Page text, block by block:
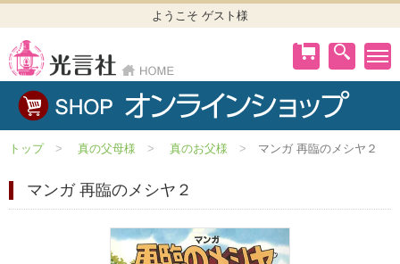
ようこそ ゲスト様
トップ 真の父母様 真のお父様 マンガ 再臨のメシヤ２
マンガ 再臨のメシヤ２